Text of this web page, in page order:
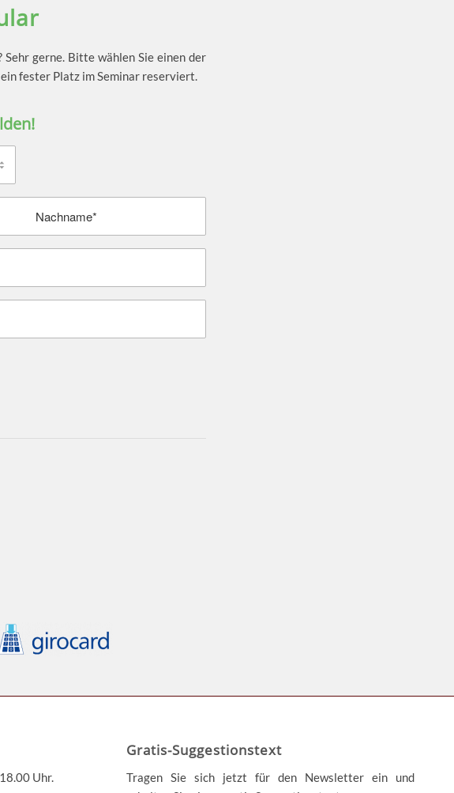
gerne. Bitte wählen Sie einen der
fester Platz im Seminar reserviert.
Uhr.
Gratis-Suggestionstext
Tragen Sie sich jetzt für den Newsletter ein und